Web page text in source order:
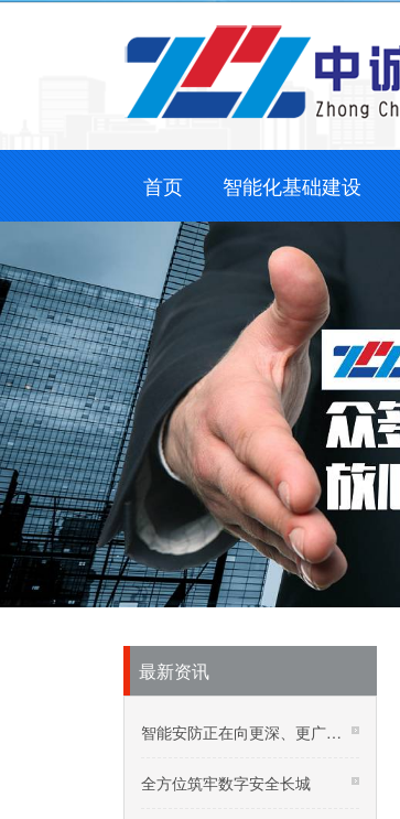
首页 智能化基础建设
最新资讯
智能安防正在向更深、更广领域迈进
全方位筑牢数字安全长城